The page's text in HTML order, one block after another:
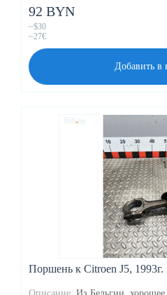
92 BYN
~$30
~27€
Добавить в
Поршень к Citroen J5, 1993г.